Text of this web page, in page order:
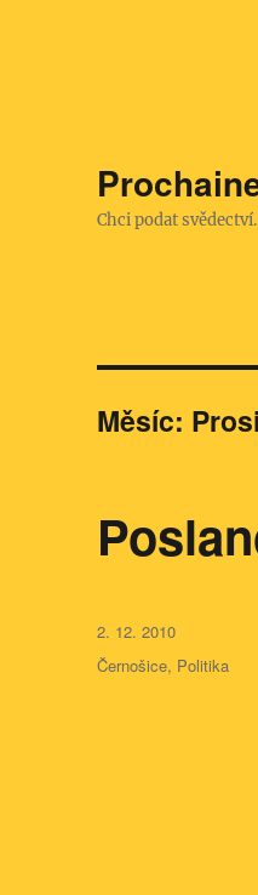
Chci podat svědectví.
Měsíc:
Publikováno:
2. 12. 2010
Rubriky:
Černošice, Politika